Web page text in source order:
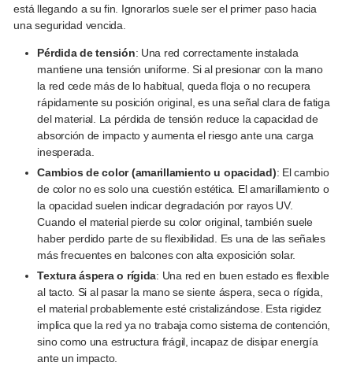
está llegando a su fin. Ignorarlos suele ser el primer paso hacia
una seguridad vencida.
Pérdida de tensión: Una red correctamente instalada
mantiene una tensión uniforme. Si al presionar con la mano
la red cede más de lo habitual, queda floja o no recupera
rápidamente su posición original, es una señal clara de fatiga
del material. La pérdida de tensión reduce la capacidad de
absorción de impacto y aumenta el riesgo ante una carga
inesperada.
Cambios de color (amarillamiento u opacidad): El cambio
de color no es solo una cuestión estética. El amarillamiento o
la opacidad suelen indicar degradación por rayos UV.
Cuando el material pierde su color original, también suele
haber perdido parte de su flexibilidad. Es una de las señales
más frecuentes en balcones con alta exposición solar.
Textura áspera o rígida: Una red en buen estado es flexible
al tacto. Si al pasar la mano se siente áspera, seca o rígida,
el material probablemente esté cristalizándose. Esta rigidez
implica que la red ya no trabaja como sistema de contención,
sino como una estructura frágil, incapaz de disipar energía
ante un impacto.